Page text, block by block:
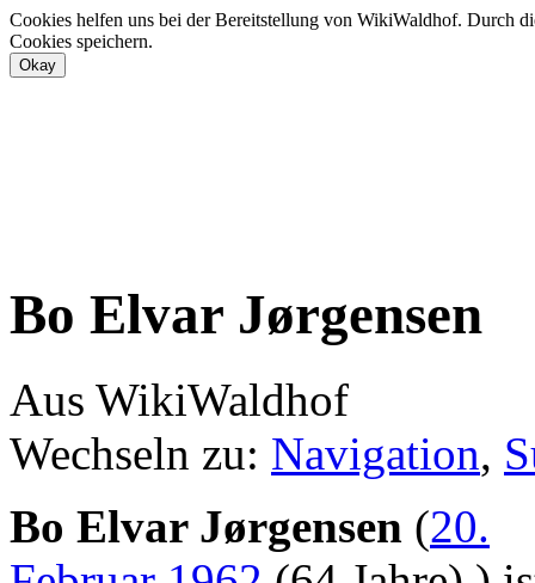
Cookies helfen uns bei der Bereitstellung von WikiWaldhof. Durch
Cookies speichern.
Bo Elvar Jørgensen
Aus WikiWaldhof
Wechseln zu: Navigation,
Bo Elvar Jørgensen (20.